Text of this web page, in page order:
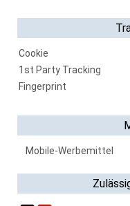
Cookie
1st Party Tracking
Fingerprint
Mobile-Werbemittel